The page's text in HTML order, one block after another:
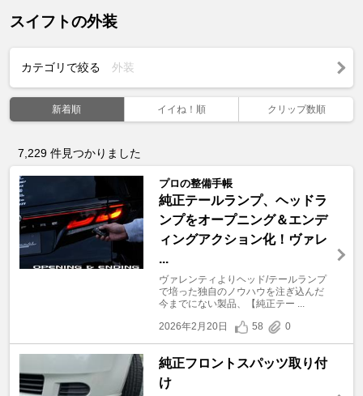
スイフトの外装
カテゴリで絞る 外装
新着順 イイね！順 クリップ数順
7,229 件見つかりました
プロの整備手帳
純正テールランプ、ヘッドラ
ンプをオープニング＆エンデ
ィングアクション化！ヴァレ
...
ヴァレンティよりヘッド/テールランプ
で培った独自のノウハウを注ぎ込んだ
今までにない製品、【純正テー ...
2026年2月20日
58 0
純正フロントスパッツ取り付
け